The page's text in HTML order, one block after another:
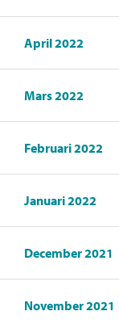
April 2022
Mars 2022
Februari 2022
Januari 2022
December 2021
November 2021